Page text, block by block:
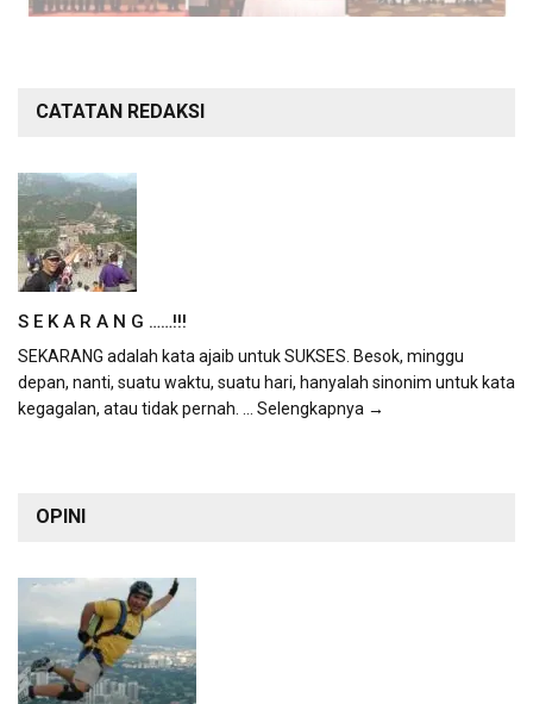
CATATAN REDAKSI
S E K A R A N G ……!!!
SEKARANG adalah kata ajaib untuk SUKSES. Besok, minggu
depan, nanti, suatu waktu, suatu hari, hanyalah sinonim untuk kata
kegagalan, atau tidak pernah. ... Selengkapnya →
OPINI